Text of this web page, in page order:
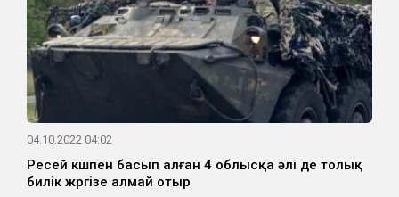
04.10.2022 04:02
Ресей күшпен басып алған 4 облысқа әлі де толық
билік жүргізе алмай отыр